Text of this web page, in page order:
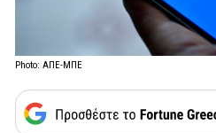
Photo: ΑΠΕ-ΜΠΕ